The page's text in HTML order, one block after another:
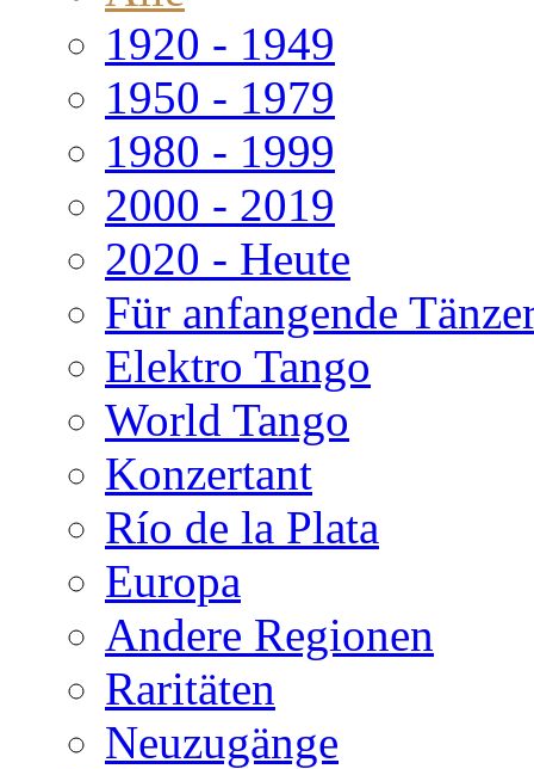
1920 - 1949
1950 - 1979
1980 - 1999
2000 - 2019
2020 - Heute
Für anfangende
Elektro Tango
World Tango
Konzertant
Río de la Plata
Europa
Andere Regionen
Raritäten
Neuzugänge